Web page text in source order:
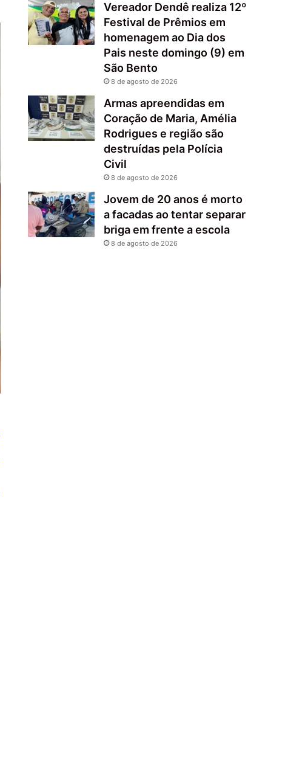
Vereador Dendê realiza 12º
Festival de Prêmios em
homenagem ao Dia dos
Pais neste domingo (9) em
São Bento
8 de agosto de 2026
Armas apreendidas em
Coração de Maria, Amélia
Rodrigues e região são
destruídas pela Polícia
Civil
8 de agosto de 2026
Jovem de 20 anos é morto
a facadas ao tentar separar
briga em frente a escola
8 de agosto de 2026